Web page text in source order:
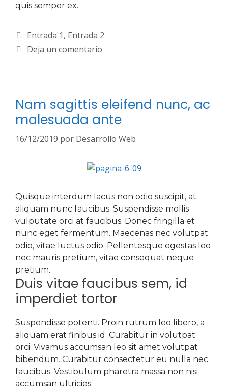
quis semper ex.
Entrada 1, Entrada 2
Deja un comentario
Nam sagittis eleifend nunc, ac
malesuada ante
16/12/2019 por Desarrollo Web
Quisque interdum lacus non odio suscipit, at
aliquam nunc faucibus. Suspendisse mollis
vulputate orci at faucibus. Donec fringilla et
nunc eget fermentum. Maecenas nec volutpat
odio, vitae luctus odio. Pellentesque egestas leo
nec mauris pretium, vitae consequat neque
pretium.
Duis vitae faucibus sem, id
imperdiet tortor
Suspendisse potenti. Proin rutrum leo libero, a
aliquam erat finibus id. Curabitur in volutpat
orci. Vivamus accumsan leo sit amet volutpat
bibendum. Curabitur consectetur eu nulla nec
faucibus. Vestibulum pharetra massa non nisi
accumsan ultricies.